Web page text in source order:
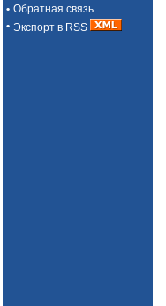
• Обратная связь
• Экспорт в RSS